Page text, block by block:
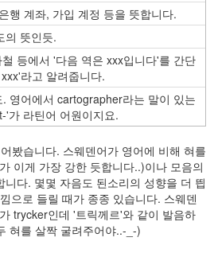
행 계좌, 가입 계정 등을 뜻합니다.
의 뜻인듯.
등에서 '다음 역은 xxx입니다'를 간단
라고 알려줍니다.
영어에서 cartographer라는 말이 있는
'가 라틴어 어원이지요.
봤습니다. 스웨덴어가 영어에 비해 혀를
이게 가장 강한 듯합니다..)이나 모음의
다. 몇몇 자음도 된소리의 성향을 더 띕
으로 들릴 때가 종종 있습니다. 스웨덴
trycker인데 '트릭께르'와 같이 발음하
혀를 살짝 굴려주어야..-_-)